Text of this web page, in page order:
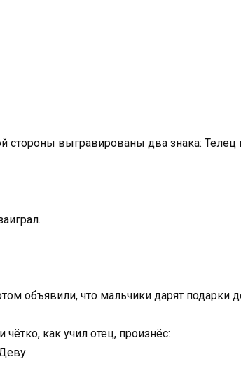
стороны выгравированы два знака: Телец
объявили, что мальчики дарят подарки
как учил отец, произнёс: